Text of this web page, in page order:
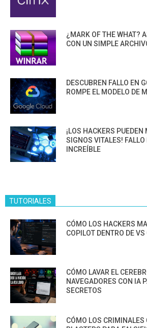
¿MARK OF THE WHAT?
CON UN SIMPLE
DESCUBREN FALLO EN
ROMPE EL MODELO DE
¡LOS HACKERS
SIGNOS VITALES! FALLO
INCREÍBLE
TUTORIALES
CÓMO LOS HACKERS
COPILOT DENTRO DE VS
CÓMO LAVAR EL
NAVEGADORES CON IA
SECRETOS
CÓMO LOS CRIMINALES